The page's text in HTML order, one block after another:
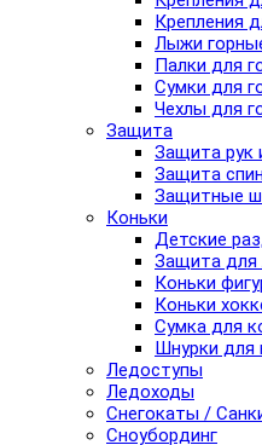
Крепления
Лыжи
Палки для
Сумки для
Чехлы для
Защита
Защита рук
Защита
Защитные
Коньки
Детские
Защита для
Коньки
Коньки
Сумка для
Шнурки для
Ледоступы
Ледоходы
Снегокаты /
Сноубординг